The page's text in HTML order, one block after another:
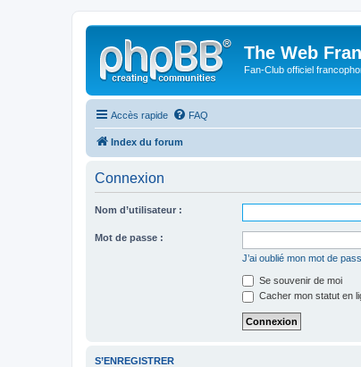
The Web
Fan-Club officiel
Accès rapide FAQ
Index du forum
Connexion
Nom d’utilisateur :
Mot de passe :
J’ai oublié mon mot de
Se souvenir de moi
Cacher mon statut en
S’ENREGISTRER